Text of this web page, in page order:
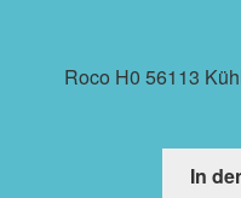
Roco H0 56113
In